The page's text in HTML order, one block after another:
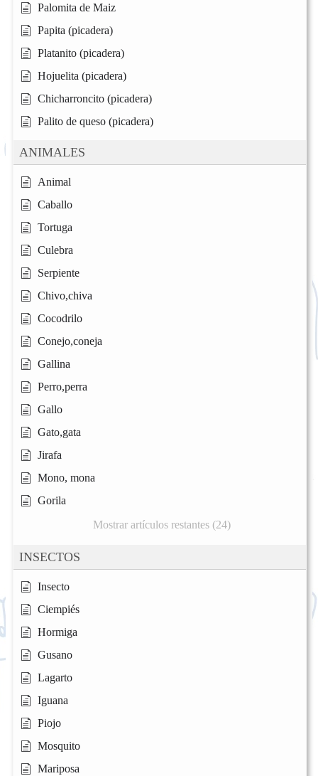
Palomita de Maiz
Papita (picadera)
Platanito (picadera)
Hojuelita (picadera)
Chicharroncito (picadera)
Palito de queso (picadera)
ANIMALES
Animal
Caballo
Tortuga
Culebra
Serpiente
Chivo,chiva
Cocodrilo
Conejo,coneja
Gallina
Perro,perra
Gallo
Gato,gata
Jirafa
Mono, mona
Gorila
Mostrar artículos restantes (24)
INSECTOS
Insecto
Ciempiés
Hormiga
Gusano
Lagarto
Iguana
Piojo
Mosquito
Mariposa